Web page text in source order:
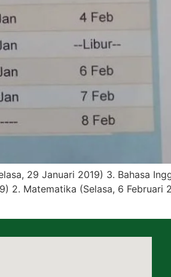
29 Januari 2019) 3. Bahasa
2. Matematika (Selasa, 6 Februari